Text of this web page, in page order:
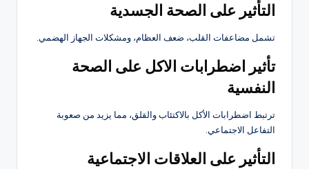
التأثير على الصحة الجسدية
تشمل مضاعفات القلب، ضعف العظام، ومشكلات الجهاز الهضمي.
تأثير اضطرابات الاكل على الصحة
النفسية
ترتبط اضطرابات الأكل بالاكتئاب والقلق، مما يزيد من صعوبة
التفاعل الاجتماعي.
التأثير على العلاقات الاجتماعية